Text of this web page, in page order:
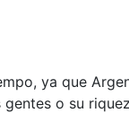
ya que
o su